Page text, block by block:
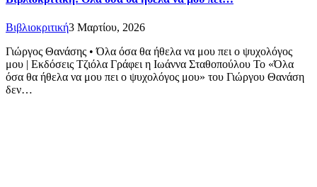
Βιβλιοκριτική3 Μαρτίου, 2026
Γιώργος Θανάσης • Όλα όσα θα ήθελα να μου πει ο ψυχολόγος
μου | Εκδόσεις Τζιόλα Γράφει η Ιωάννα Σταθοπούλου Το «Όλα
όσα θα ήθελα να μου πει ο ψυχολόγος μου» του Γιώργου Θανάση
δεν…